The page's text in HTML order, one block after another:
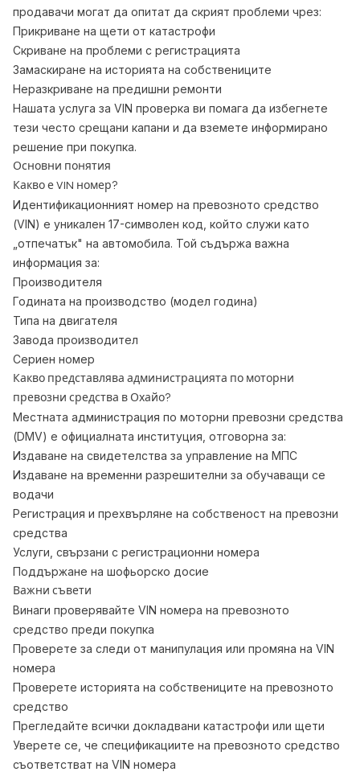
продавачи могат да опитат да скрият проблеми чрез:
Прикриване на щети от катастрофи
Скриване на проблеми с регистрацията
Замаскиране на историята на собствениците
Неразкриване на предишни ремонти
Нашата услуга за VIN проверка ви помага да избегнете
тези често срещани капани и да вземете информирано
решение при покупка.
Основни понятия
Какво е VIN номер?
Идентификационният номер на превозното средство
(VIN) е уникален 17-символен код, който служи като
„отпечатък" на автомобила. Той съдържа важна
информация за:
Производителя
Годината на производство (модел година)
Типа на двигателя
Завода производител
Сериен номер
Какво представлява администрацията по моторни
превозни средства в Охайо?
Местната администрация по моторни превозни средства
(DMV) е официалната институция, отговорна за:
Издаване на свидетелства за управление на МПС
Издаване на временни разрешителни за обучаващи се
водачи
Регистрация и прехвърляне на собственост на превозни
средства
Услуги, свързани с регистрационни номера
Поддържане на шофьорско досие
Важни съвети
Винаги проверявайте VIN номера на превозното
средство преди покупка
Проверете за следи от манипулация или промяна на VIN
номера
Проверете историята на собствениците на превозното
средство
Прегледайте всички докладвани катастрофи или щети
Уверете се, че спецификациите на превозното средство
съответстват на VIN номера